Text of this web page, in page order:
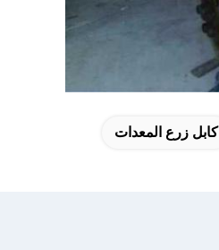
كابل زرع المعدات